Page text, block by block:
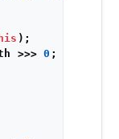
);
>>> 0 ;